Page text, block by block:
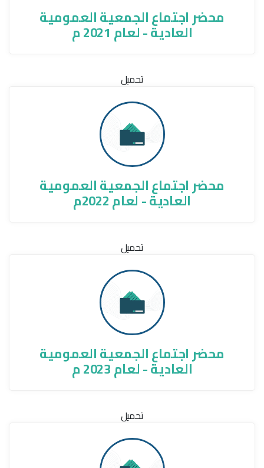
محضر اجتماع الجمعية العمومية
العادية - لعام 2021 م
تحميل
محضر اجتماع الجمعية العمومية
العادية - لعام 2022م
تحميل
محضر اجتماع الجمعية العمومية
العادية - لعام 2023 م
تحميل